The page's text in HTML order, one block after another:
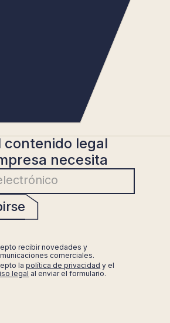
contenido legal
necesita
recibir novedades y
comerciales.
lapolítica de privacidad y el
legal al enviar el formulario.